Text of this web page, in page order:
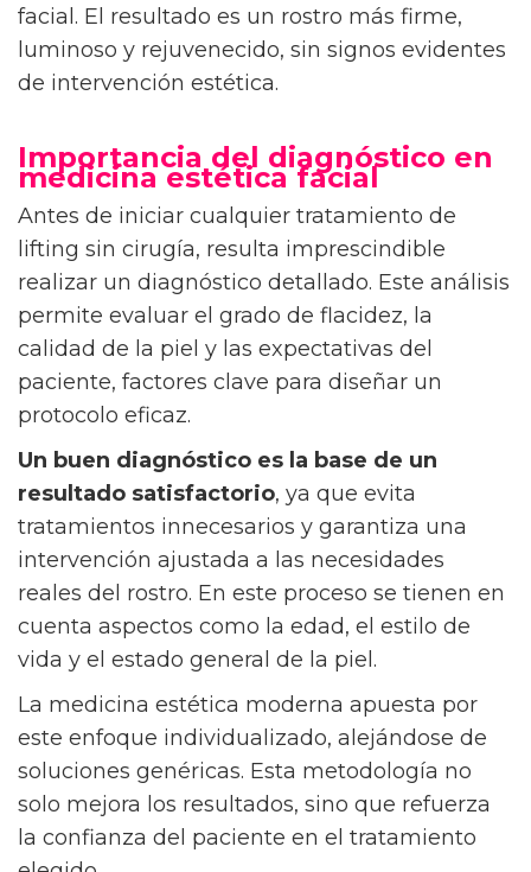
facial. El resultado es un rostro más firme,
luminoso y rejuvenecido, sin signos evidentes
de intervención estética.
Importancia del diagnóstico en
medicina estética facial
Antes de iniciar cualquier tratamiento de
lifting sin cirugía, resulta imprescindible
realizar un diagnóstico detallado. Este análisis
permite evaluar el grado de flacidez, la
calidad de la piel y las expectativas del
paciente, factores clave para diseñar un
protocolo eficaz.
Un buen diagnóstico es la base de un
resultado satisfactorio, ya que evita
tratamientos innecesarios y garantiza una
intervención ajustada a las necesidades
reales del rostro. En este proceso se tienen en
cuenta aspectos como la edad, el estilo de
vida y el estado general de la piel.
La medicina estética moderna apuesta por
este enfoque individualizado, alejándose de
soluciones genéricas. Esta metodología no
solo mejora los resultados, sino que refuerza
la confianza del paciente en el tratamiento